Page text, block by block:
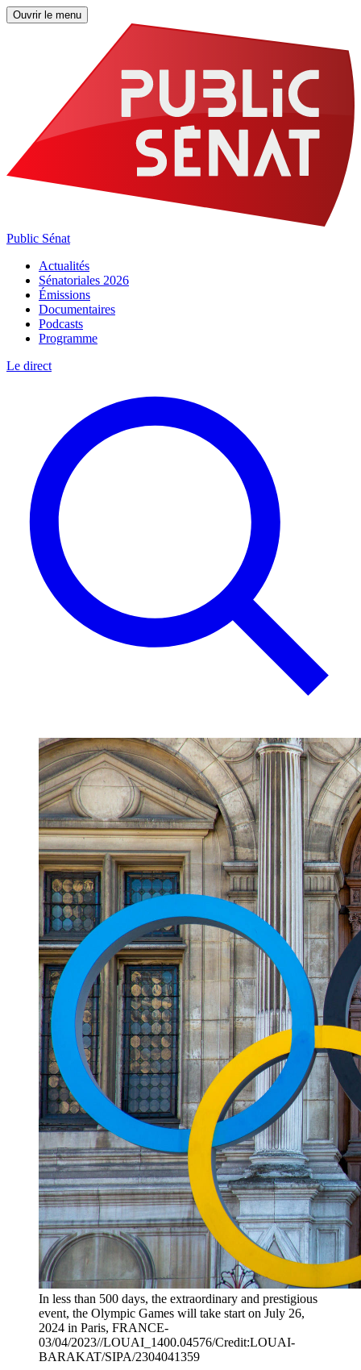
Ouvrir le menu
Public Sénat
Actualités
Sénatoriales 2026
Émissions
Documentaires
Podcasts
Programme
Le direct
In less than 500 days, the extraordinary and prestigious
event, the Olympic Games will take start on July 26,
2024 in Paris, FRANCE-
03/04/2023//LOUAI_1400.04576/Credit:LOUAI-
BARAKAT/SIPA/2304041359